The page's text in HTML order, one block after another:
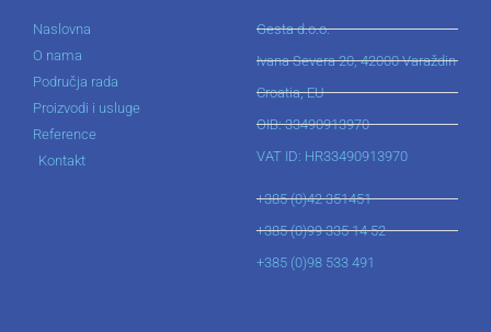
Naslovna
O nama
Područja rada
Proizvodi i usluge
Reference
Kontakt
Gesta d.o.o.
Ivana Severa 20, 42000 Varaždin
Croatia, EU
OIB: 33490913970
VAT ID: HR33490913970
+385 (0)42 351451
+385 (0)99 335 14 52
+385 (0)98 533 491